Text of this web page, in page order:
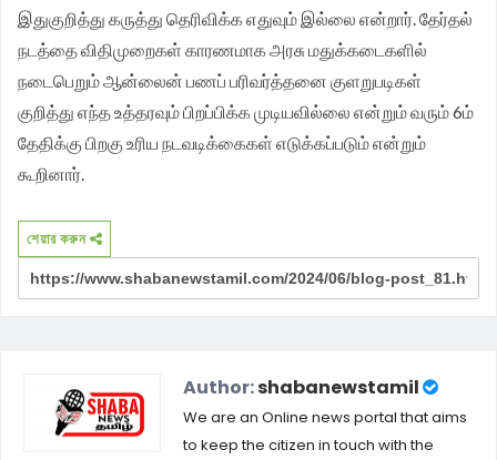
இதுகுறித்து கருத்து தெரிவிக்க எதுவும் இல்லை என்றார். தேர்தல்
நடத்தை விதிமுறைகள் காரணமாக அரசு மதுக்கடைகளில்
நடைபெறும் ஆன்லைன் பணப் பரிவர்த்தனை குளறுபடிகள்
குறித்து எந்த உத்தரவும் பிறப்பிக்க முடியவில்லை என்றும் வரும் 6ம்
தேதிக்கு பிறகு உரிய நடவடிக்கைகள் எடுக்கப்படும் என்றும்
கூறினார்.
শেয়ার করুন
Author:shabanewstamil
We are an Online news portal that aims
to keep the citizen in touch with the